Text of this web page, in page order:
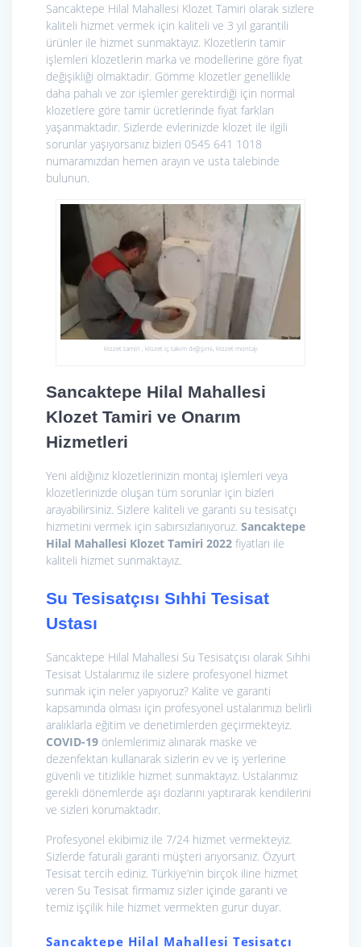
Sancaktepe Hilal Mahallesi Klozet Tamiri olarak sizlere
kaliteli hizmet vermek için kaliteli ve 3 yıl garantili
ürünler ile hizmet sunmaktayız. Klozetlerin tamir
işlemleri klozetlerin marka ve modellerine göre fiyat
değişikliği olmaktadır. Gömme klozetler genellikle
daha pahalı ve zor işlemler gerektirdiği için normal
klozetlere göre tamir ücretlerinde fiyat farkları
yaşanmaktadır. Sizlerde evlerinizde klozet ile ilgili
sorunlar yaşıyorsanız bizleri 0545 641 1018
numaramızdan hemen arayın ve usta talebinde
bulunun.
klozet tamiri , klozet iç takım değişimi, klozet montajı
Sancaktepe Hilal Mahallesi
Klozet Tamiri ve Onarım
Hizmetleri
Yeni aldığınız klozetlerinizin montaj işlemleri veya
klozetlerinizde oluşan tüm sorunlar için bizleri
arayabilirsiniz. Sizlere kaliteli ve garanti su tesisatçı
hizmetini vermek için sabırsızlanıyoruz. Sancaktepe
Hilal Mahallesi Klozet Tamiri 2022 fiyatları ile
kaliteli hizmet sunmaktayız.
Su Tesisatçısı Sıhhi Tesisat
Ustası
Sancaktepe Hilal Mahallesi Su Tesisatçısı olarak Sıhhi
Tesisat Ustalarımız ile sizlere profesyonel hizmet
sunmak için neler yapıyoruz? Kalite ve garanti
kapsamında olması için profesyonel ustalarımızı belirli
aralıklarla eğitim ve denetimlerden geçirmekteyiz.
COVID-19 önlemlerimiz alınarak maske ve
dezenfektan kullanarak sizlerin ev ve iş yerlerine
güvenli ve titizlikle hizmet sunmaktayız. Ustalarımız
gerekli dönemlerde aşı dozlarını yaptırarak kendilerini
ve sizleri korumaktadır.
Profesyonel ekibimiz ile 7/24 hizmet vermekteyiz.
Sizlerde faturalı garanti müşteri arıyorsanız. Özyurt
Tesisat tercih ediniz. Türkiye’nin birçok iline hizmet
veren Su Tesisat firmamız sizler içinde garanti ve
temiz işçilik hile hizmet vermekten gurur duyar.
Sancaktepe Hilal Mahallesi Tesisatçı